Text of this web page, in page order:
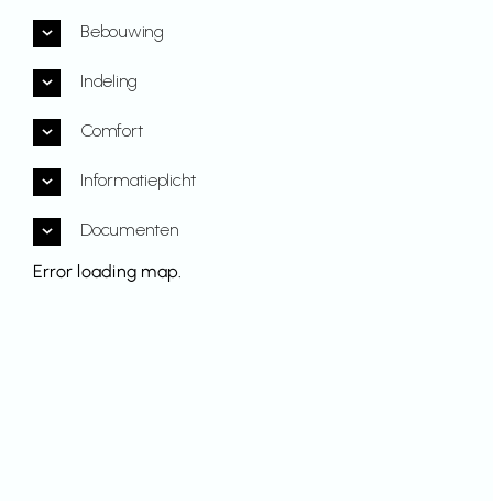
Bebouwing
Indeling
Comfort
Informatieplicht
Documenten
Error loading map.